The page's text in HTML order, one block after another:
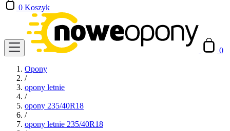
0 Koszyk
0
Opony
/
opony letnie
/
opony 235/40R18
/
opony letnie 235/40R18